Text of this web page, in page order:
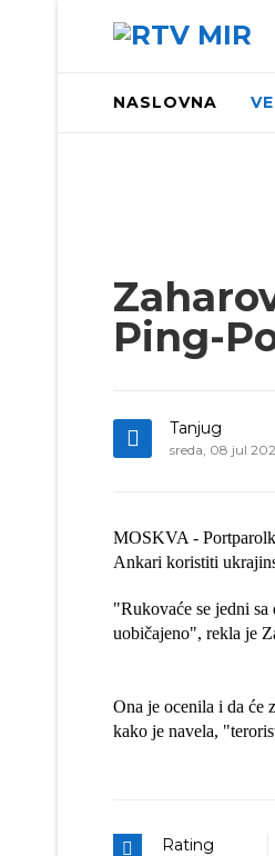
NASLOVNA
Ping-
Tanjug
sreda, 08 jul
MOSKVA -
Ankari koristiti
"Rukovaće se jedni
uobičajeno", rekla je
Ona je ocenila i da će
kako je navela,
Rating